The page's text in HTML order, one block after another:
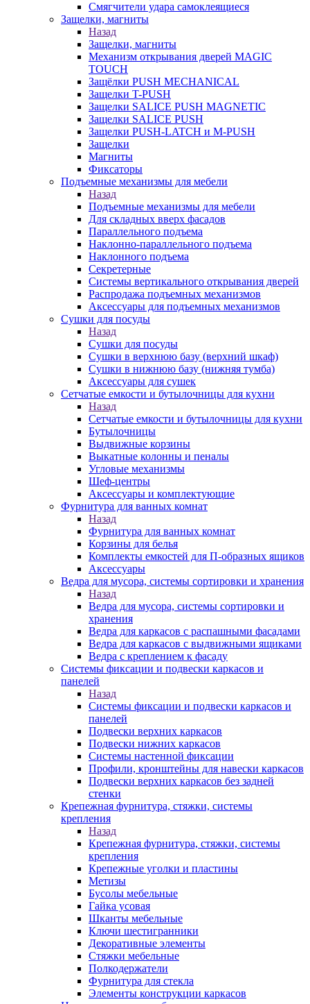
Cмягчители удара самоклеящиеся
Защелки, магниты
Назад
Защелки, магниты
Механизм открывания дверей MAGIC
TOUCH
Защёлки PUSH MECHANICAL
Защелки T-PUSH
Защелки SALICE PUSH MAGNETIC
Защелки SALICE PUSH
Защелки PUSH-LATCH и M-PUSH
Защелки
Магниты
Фиксаторы
Подъемные механизмы для мебели
Назад
Подъемные механизмы для мебели
Для складных вверх фасадов
Параллельного подъема
Наклонно-параллельного подъема
Наклонного подъема
Секретерные
Системы вертикального открывания дверей
Распродажа подъемных механизмов
Аксессуары для подъемных механизмов
Сушки для посуды
Назад
Сушки для посуды
Сушки в верхнюю базу (верхний шкаф)
Сушки в нижнюю базу (нижняя тумба)
Аксессуары для сушек
Сетчатые емкости и бутылочницы для кухни
Назад
Сетчатые емкости и бутылочницы для кухни
Бутылочницы
Выдвижные корзины
Выкатные колонны и пеналы
Угловые механизмы
Шеф-центры
Аксессуары и комплектующие
Фурнитура для ванных комнат
Назад
Фурнитура для ванных комнат
Корзины для белья
Комплекты емкостей для П-образных ящиков
Аксессуары
Ведра для мусора, системы сортировки и хранения
Назад
Ведра для мусора, системы сортировки и
хранения
Ведра для каркасов с распашными фасадами
Ведра для каркасов с выдвижными ящиками
Ведра с креплением к фасаду
Системы фиксации и подвески каркасов и
панелей
Назад
Системы фиксации и подвески каркасов и
панелей
Подвески верхних каркасов
Подвески нижних каркасов
Системы настенной фиксации
Профили, кронштейны для навески каркасов
Подвески верхних каркасов без задней
стенки
Крепежная фурнитура, стяжки, системы
крепления
Назад
Крепежная фурнитура, стяжки, системы
крепления
Крепежные уголки и пластины
Метизы
Бусолы мебельные
Гайка усовая
Шканты мебельные
Ключи шестигранники
Декоративные элементы
Стяжки мебельные
Полкодержатели
Фурнитура для стекла
Элементы конструкции каркасов